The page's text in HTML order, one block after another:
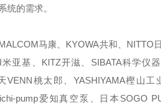
统的需求。
马康、KYOWA共和、NITTO
亚基、KITZ开滋、SIBATA科学仪
桃太郎、YASHIYAMA樫山工
pump爱知真空泵、日本SOGO